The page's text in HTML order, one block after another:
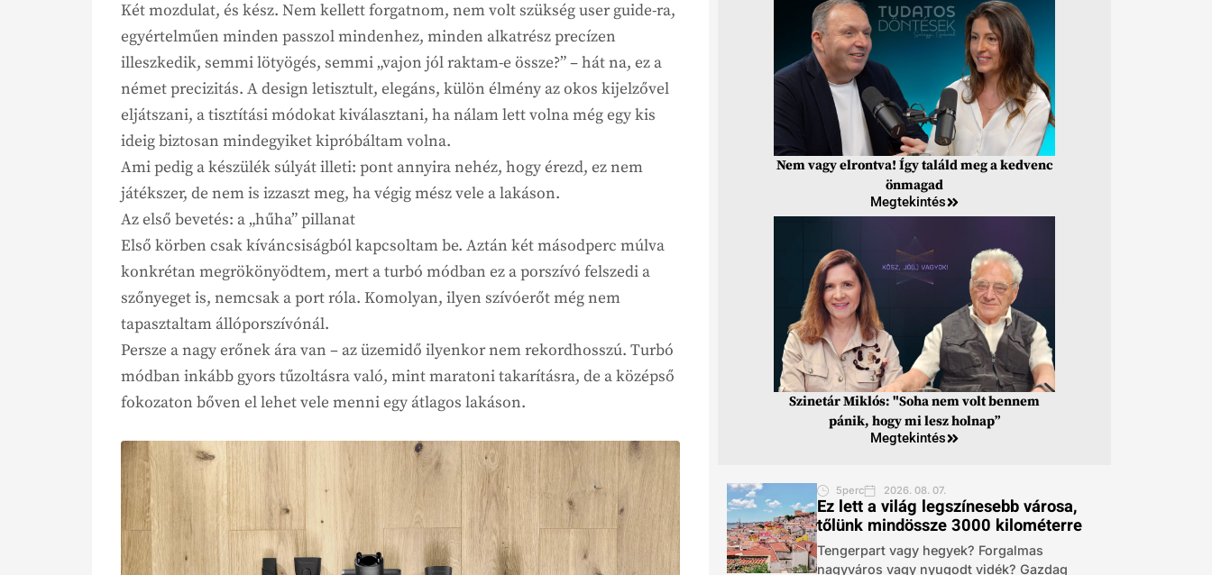
Két mozdulat, és kész. Nem kellett forgatnom, nem volt szükség user guide-ra,
egyértelműen minden passzol mindenhez, minden alkatrész precízen
illeszkedik, semmi lötyögés, semmi „vajon jól raktam-e össze?” – hát na, ez a
német precizitás. A design letisztult, elegáns, külön élmény az okos kijelzővel
eljátszani, a tisztítási módokat kiválasztani, ha nálam lett volna még egy kis
ideig biztosan mindegyiket kipróbáltam volna.
Ami pedig a készülék súlyát illeti: pont annyira nehéz, hogy érezd, ez nem
játékszer, de nem is izzaszt meg, ha végig mész vele a lakáson.
Az első bevetés: a „hűha” pillanat
Első körben csak kíváncsiságból kapcsoltam be. Aztán két másodperc múlva
konkrétan megrökönyödtem, mert a turbó módban ez a porszívó felszedi a
szőnyeget is, nemcsak a port róla. Komolyan, ilyen szívóerőt még nem
tapasztaltam állóporszívónál.
Persze a nagy erőnek ára van – az üzemidő ilyenkor nem rekordhosszú. Turbó
módban inkább gyors tűzoltásra való, mint maratoni takarításra, de a középső
fokozaton bőven el lehet vele menni egy átlagos lakáson.
Nem vagy elrontva! Így találd meg a kedvenc
önmagad
Megtekintés
Szinetár Miklós: "Soha nem volt bennem
pánik, hogy mi lesz holnap”
Megtekintés
5perc 2026. 08. 07.
Ez lett a világ legszínesebb városa,
tőlünk mindössze 3000 kilométerre
Tengerpart vagy hegyek? Forgalmas
nagyváros vagy nyugodt vidék? Gazdag